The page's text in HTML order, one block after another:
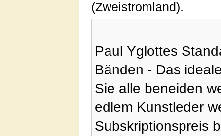
(Zweistromland).
Paul Yglottes
Bänden - Das
Sie alle beneiden
edlem Kunstleder
Subskriptionspreis